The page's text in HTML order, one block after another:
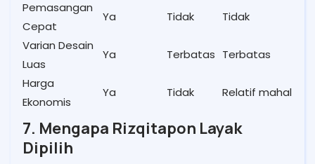
Pemasangan
Cepat
Ya Tidak
Tidak
Varian Desain
Luas
Ya Terbatas Terbatas
Harga
Ekonomis
Ya Tidak Relatif mahal
7. Mengapa Rizqitapon Layak
Dipilih